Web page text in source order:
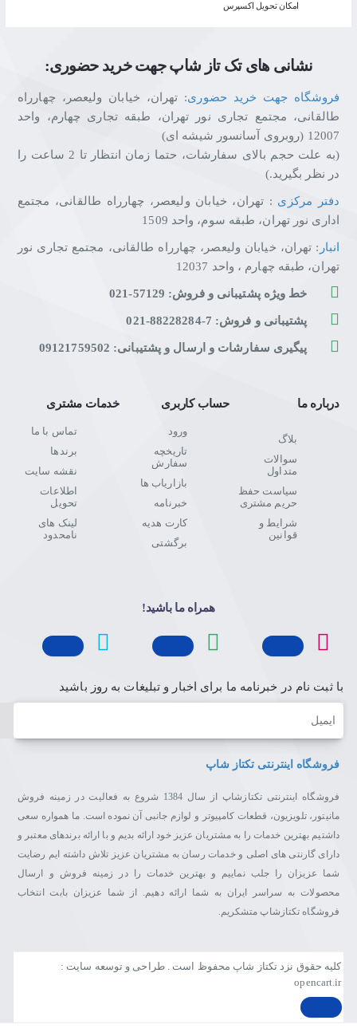
اﻣﮑﺎن ﺗﺤﻮﯾﻞ اﮐﺴﭙﺮس
نشانی های تک تاز شاپ جهت خرید حضوری:
فروشگاه جهت خرید حضوری: تهران، خیابان ولیعصر، چهارراه
طالقانی، مجتمع تجاری نور تهران، طبقه تجاری چهارم، واحد
12007 (روبروی آسانسور شیشه ای)
(به علت حجم بالای سفارشات، حتما زمان انتظار تا 2 ساعت را
در نظر بگیرید.)
دفتر مرکزی : تهران، خیابان ولیعصر، چهارراه طالقانی، مجتمع
اداری نور تهران، طبقه سوم، واحد 1509
انبار : تهران، خیابان ولیعصر، چهارراه طالقانی، مجتمع تجاری نور
تهران، طبقه چهارم ، واحد 12037
خط ویژه پشتیبانی و فروش: 57129-021
پشتیبانی و فروش: 7-88228284-021
پیگیری سفارشات و ارسال و پشتیبانی: 09121759502
درباره ما
بلاگ
سوالات
متداول
سیاست حفظ
حریم مشتری
شرایط و
قوانین
حساب کاربری
ورود
تاریخچه
سفارش
بازاریاب ها
خبرنامه
کارت هدیه
برگشتی
خدمات مشتری
تماس با ما
برندها
نقشه سایت
اطلاعات
تحویل
لینک های
نامحدود
همراه ما باشید!
با ثبت نام در خبرنامه ما برای اخبار و تبلیغات به روز باشید
ایمیل
فروشگاه اینترنتی تکتاز شاپ
فروشگاه اینترنتی تکتازشاپ از سال 1384 شروع به فعالیت در زمینه فروش
مانیتور، تلویزیون، قطعات کامپیوتر و لوازم جانبی آن نموده است. ما همواره سعی
داشتیم بهترین خدمات را به مشتریان عزیز خود ارائه بدیم و با ارائه برندهای معتبر و
دارای گارنتی های اصلی و خدمات رسان به مشتریان عزیز تلاش داشته ایم رضایت
شما عزیزان را جلب نماییم و بهترین خدمات را در زمینه فروش و ارسال
محصولات به سراسر ایران به شما ارائه دهیم. از شما عزیزان بابت انتخاب
فروشگاه تکتازشاپ متشکریم.
کلیه حقوق نزد تکتاز شاپ محفوظ است . طراحی و توسعه سایت :
opencart.ir